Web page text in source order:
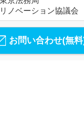
リノベーション協議会
お問い合わせ(無